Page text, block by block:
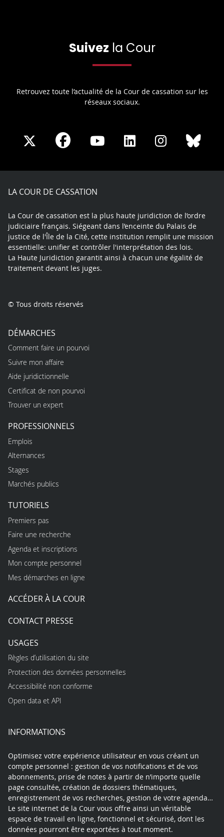
Suivez la Cour
Retrouvez toute l’actualité de la Cour de cassation sur les
réseaux sociaux.
Share
X
Share
Facebook
Share
Youtube
Share
LinkedIn
Share
Instagram
LA COUR DE CASSATION
La Cour de cassation est la plus haute juridiction de l’ordre
judiciaire français. Siégeant dans l’enceinte du Palais de
justice de l'Île de la Cité, cette institution remplit une mission
essentielle: unifier et contrôler l'interprétation des lois.
La Haute Juridiction garantit ainsi à chacun une égalité de
traitement devant les juges.
© Tous droits réservés
DÉMARCHES
Comment faire un pourvoi
Suivre mon affaire
Aide juridictionnelle
Certificat de non pourvoi
Trouver un expert
PROFESSIONNELS
Emplois
Alternances
Stages
Marchés publics
TUTORIELS
Premiers pas
Faire une recherche
Agenda et inscriptions
Mon compte personnel
Mes démarches en ligne
ACCÉDER À LA COUR
CONTACT PRESSE
USAGES
Règles d’utilisation du site
Protection des données personnelles
Accessibilité non conforme
Open data et API
INFORMATIONS
Optimisez votre expérience utilisateur en vous créant un
compte personnel : gestion de vos notifications et de vos
abonnements, prise de notes à partir de n’importe quelle
page consultée, création de dossiers thématiques,
enregistrement de vos recherches, gestion de votre agenda…
Le site internet de la Cour vous offre ainsi un véritable
espace de travail en ligne, fonctionnel et sécurisé, dont les
données pourront être exportées à tout moment.